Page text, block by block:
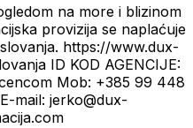
na more i blizinom
provizija se naplaćuje
https://www.dux-
ID KOD AGENCIJE:
Mob: +385 99 448
mail: jerko@dux-